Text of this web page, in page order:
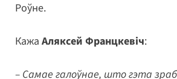
Роўне.
Кажа Аляксей Францкевіч:
– Самае галоўнае, што гэта